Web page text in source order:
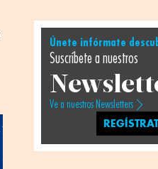
Únete infórmate
Suscríbete a nuestros
Ve a nuestros Newsletters